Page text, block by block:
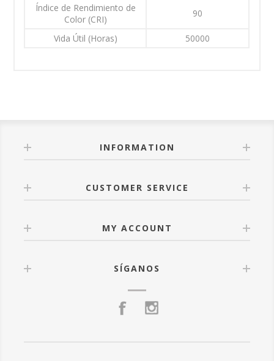
Índice de Rendimiento de
Color (CRI)
90
Vida Útil (Horas) 50000
INFORMATION
CUSTOMER SERVICE
MY ACCOUNT
SÍGANOS